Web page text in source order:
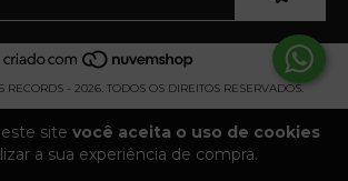
site você aceita o uso de cookies
a sua experiência de compra.
RECORDS - 2026. TODOS OS DIREITOS RESERVADOS.